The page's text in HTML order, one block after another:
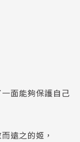
面能夠保護自己
遠之的姬，